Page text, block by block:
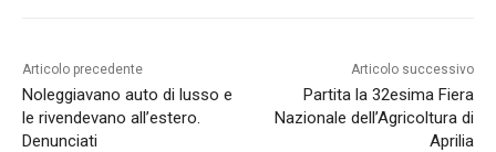
Articolo precedente
Noleggiavano auto di lusso e
le rivendevano all’estero.
Denunciati
Articolo successivo
Partita la 32esima Fiera
Nazionale dell’Agricoltura di
Aprilia